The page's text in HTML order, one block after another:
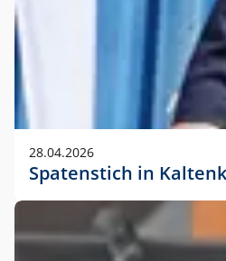
28.04.2026
Spatenstich in